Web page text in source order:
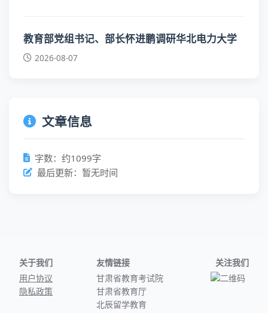
教育部党组书记、部长怀进鹏调研华北电力大学
2026-08-07
文章信息
字数：约1099字
最后更新：暂无时间
关于我们
用户协议
隐私政策
友情链接
甘肃省教育考试院
甘肃省教育厅
北辰留学教育
关注我们